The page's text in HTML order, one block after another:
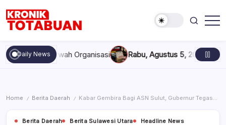
content
Totabuan
hari
ini
Kronik
Daily News
Marwah Organisasi Rabu, Agustus 5, 2026 , 11:44 AM
Home / Berita Daerah / Kabar Gembira Bagi ASN Sulut, Gubernur Tegaskan Tak Ada Pemotongan Gaji dan Tunjangan di 2026
Berita Daerah Berita Sulawesi Utara Headline News